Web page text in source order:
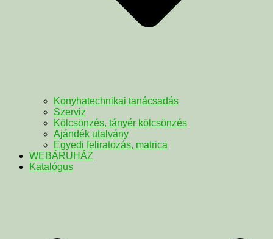
Konyhatechnikai tanácsadás
Szerviz
Kölcsönzés, tányér kölcsönzés
Ajándék utalvány
Egyedi feliratozás, matrica
WEBÁRUHÁZ
Katalógus